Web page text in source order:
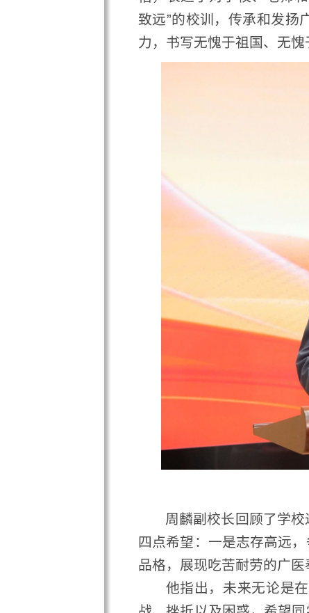
周麟副校长回顾了学校过去
四点希望：一是志存高远，争
品格，展现吃苦耐劳的广医奉
他指出，未来无论是在工
战、挫折以及困惑，希望同学
秀的广医先行者们为榜样，锚
展现更大作为、争创更优成绩。
地址：广州